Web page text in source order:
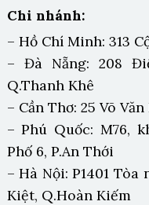
Chi nhánh:
– Hồ Chí Minh: 313
– Đà Nẵng: 208
Q.Thanh Khê
– Cần Thơ: 25 Võ
– Phú Quốc: M76,
Phố 6, P.An Thới
– Hà Nội: P1401
Kiệt, Q.Hoàn Kiếm